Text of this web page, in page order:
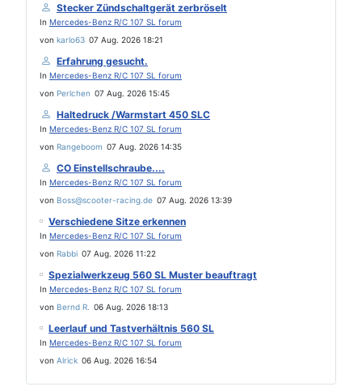
Stecker Zündschaltgerät zerbröselt
In Mercedes-Benz R/C 107 SL forum
von karlo63 07 Aug. 2026 18:21
Erfahrung gesucht.
In Mercedes-Benz R/C 107 SL forum
von Perlchen 07 Aug. 2026 15:45
Haltedruck /Warmstart 450 SLC
In Mercedes-Benz R/C 107 SL forum
von Rangeboom 07 Aug. 2026 14:35
CO Einstellschraube....
In Mercedes-Benz R/C 107 SL forum
von Boss@scooter-racing.de 07 Aug. 2026 13:39
Verschiedene Sitze erkennen
In Mercedes-Benz R/C 107 SL forum
von Rabbi 07 Aug. 2026 11:22
Spezialwerkzeug 560 SL Muster beauftragt
In Mercedes-Benz R/C 107 SL forum
von Bernd R. 06 Aug. 2026 18:13
Leerlauf und Tastverhältnis 560 SL
In Mercedes-Benz R/C 107 SL forum
von Alrick 06 Aug. 2026 16:54